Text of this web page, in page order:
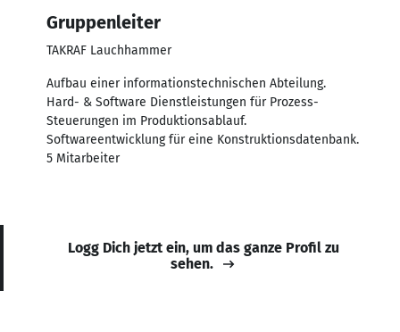
Gruppenleiter
TAKRAF Lauchhammer
Aufbau einer informationstechnischen Abteilung.
Hard- & Software Dienstleistungen für Prozess-
Steuerungen im Produktionsablauf.
Softwareentwicklung für eine Konstruktionsdatenbank.
5 Mitarbeiter
Logg Dich jetzt ein, um das ganze Profil zu
sehen.